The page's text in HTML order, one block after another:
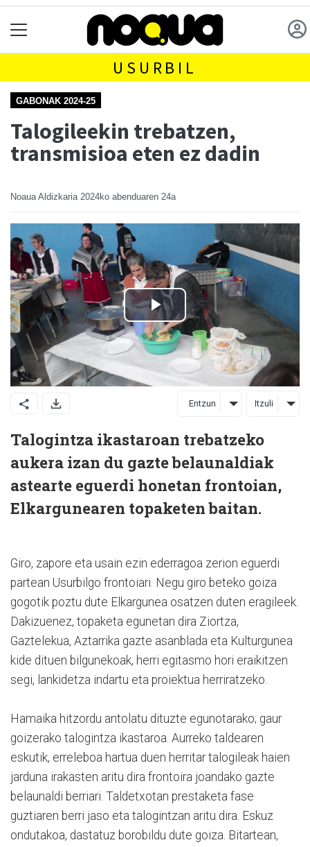
USURBIL
GABONAK 2024-25
Talogileekin trebatzen,
transmisioa eten ez dadin
Noaua Aldizkaria 2024ko abenduaren 24a
Entzun Itzuli
Talogintza ikastaroan trebatzeko
aukera izan du gazte belaunaldiak
astearte eguerdi honetan frontoian,
Elkargunearen topaketen baitan.
Giro, zapore eta usain ezin ederragoa zerion eguerdi
partean Usurbilgo frontoiari. Negu giro beteko goiza
gogotik poztu dute Elkargunea osatzen duten eragileek.
Dakizuenez, topaketa egunetan dira Ziortza,
Gaztelekua, Aztarrika gazte asanblada eta Kulturgunea
kide dituen bilgunekoak, herri egitasmo hori eraikitzen
segi, lankidetza indartu eta proiektua herriratzeko.
Hamaika hitzordu antolatu dituzte egunotarako; gaur
goizerako talogintza ikastaroa. Aurreko taldearen
eskutik, erreleboa hartua duen herritar talogileak haien
jarduna irakasten aritu dira frontoira joandako gazte
belaunaldi berriari. Taldetxotan prestaketa fase
guztiaren berri jaso eta talogintzan aritu dira. Eskuz
ondutakoa, dastatuz borobildu dute goiza. Bitartean,